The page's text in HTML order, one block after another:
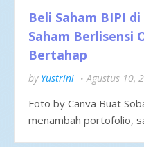
Beli Saham BIPI
Saham Berlisensi
Bertahap
by Yustrini Agustus 10,
Foto by Canva Buat
menambah portofolio,